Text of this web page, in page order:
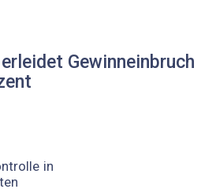
Gewinneinbruch
in